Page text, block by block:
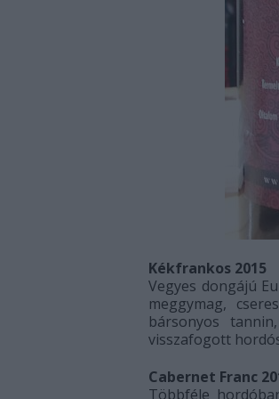
Kékfrankos 2015
Vegyes dongájú
meggymag,
bársonyos
visszafogott
Cabernet Franc
Többféle